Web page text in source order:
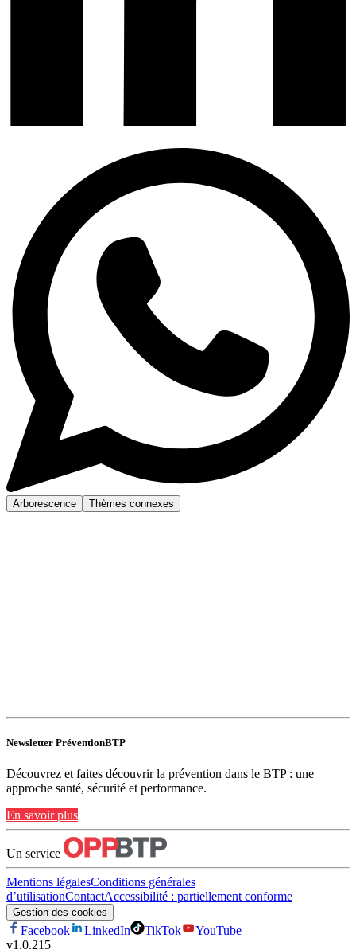
Arborescence Thèmes connexes
Newsletter PréventionBTP
Découvrez et faites découvrir la prévention dans le BTP : une
approche santé, sécurité et performance.
En savoir plus
Un service
Mentions légalesConditions générales
d’utilisationContactAccessibilité : partiellement conforme
Gestion des cookies
Facebook LinkedIn TikTok
YouTube
v1.0.215